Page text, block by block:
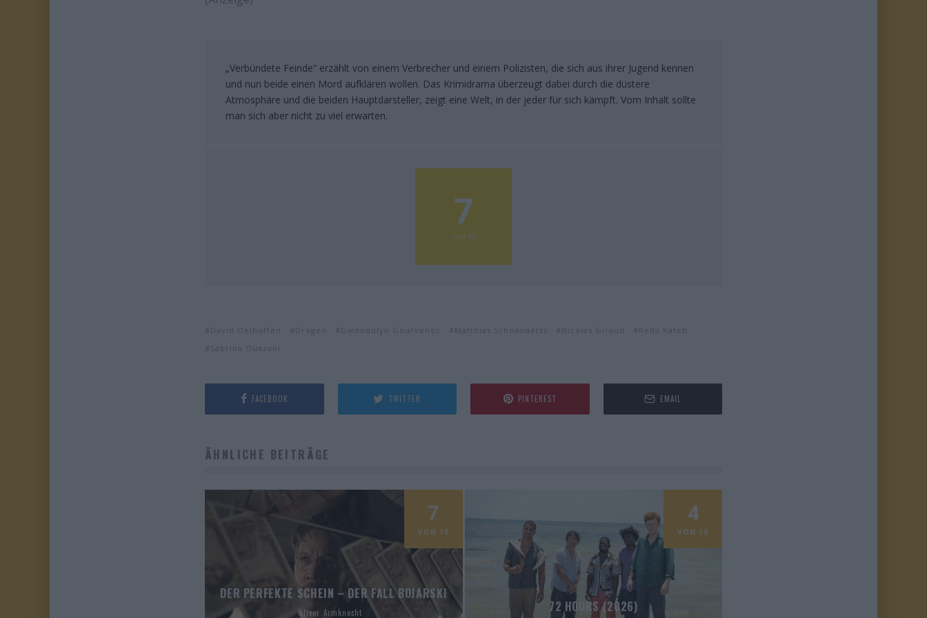
„Verbündete Feinde“ erzählt von einem Verbrecher und einem Polizisten, die sich aus ihrer Jugend kennen
und nun beide einen Mord aufklären wollen. Das Krimidrama überzeugt dabei durch die düstere
Atmosphäre und die beiden Hauptdarsteller, zeigt eine Welt, in der jeder für sich kämpft. Vom Inhalt sollte
man sich aber nicht zu viel erwarten.
7
von 10
David Oelhoffen Drogen Gwendolyn Gourvenec Matthias Schoenaerts Nicolas Giraud
Reda Kateb
Sabrina Ouazani
FACEBOOK TWITTER PINTEREST EMAIL
ÄHNLICHE BEITRÄGE
7
VON 10
DER PERFEKTE SCHEIN – DER FALL BOJARSKI
Oliver Armknecht
4
VON 10
72 HOURS (2026)